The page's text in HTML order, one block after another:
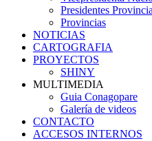
Presidentes
Provincias
NOTICIAS
CARTOGRAFIA
PROYECTOS
SHINY
MULTIMEDIA
Guia Conagopare
Galería de videos
CONTACTO
ACCESOS INTERNOS